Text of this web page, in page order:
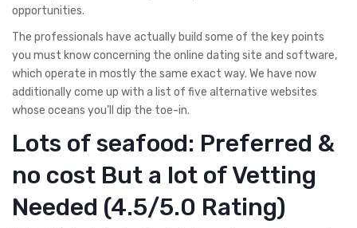
opportunities.
The professionals have actually build some of the key points
you must know concerning the online dating site and software,
which operate in mostly the same exact way. We have now
additionally come up with a list of five alternative websites
whose oceans you’ll dip the toe-in.
Lots of seafood: Preferred &
no cost But a lot of Vetting
Needed (4.5/5.0 Rating)